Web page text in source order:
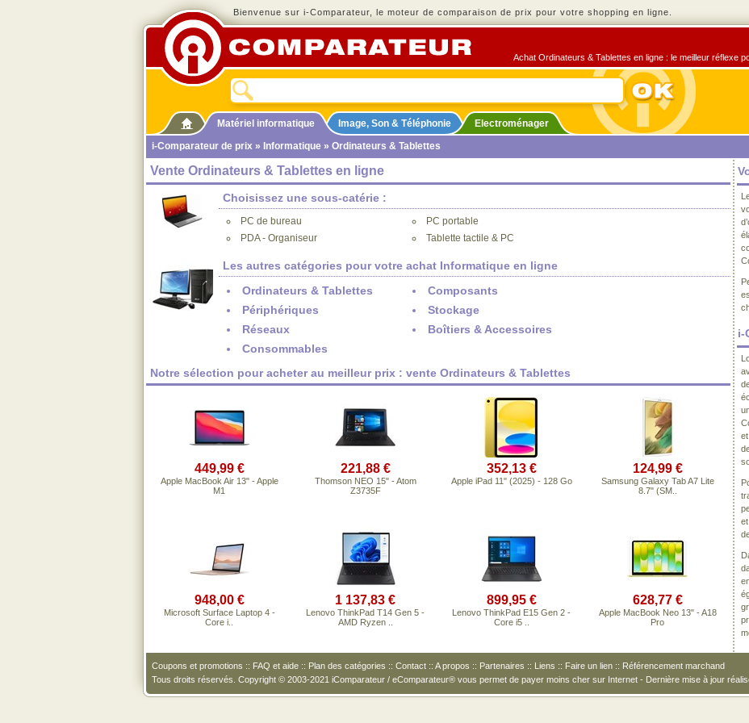
Bienvenue sur i-Comparateur, le moteur de comparaison de prix pour votre shopping en ligne.
Achat Ordinateurs & Tablettes en ligne : le meilleur réflexe
Matériel informatique Image, Son & Téléphonie
Electroménager
i-Comparateur de prix » Informatique » Ordinateurs & Tablettes
Vente Ordinateurs & Tablettes en ligne
Choisissez une sous-catérie :
PC de bureau
PC portable
PDA - Organiseur
Tablette tactile & PC
Les autres catégories pour votre achat Informatique en ligne
Ordinateurs & Tablettes
Composants
Périphériques
Stockage
Réseaux
Boîtiers & Accessoires
Consommables
Notre sélection pour acheter au meilleur prix : vente Ordinateurs & Tablettes
449,99 €
Apple MacBook Air 13" - Apple
M1
221,88 €
Thomson NEO 15" - Atom
Z3735F
352,13 €
Apple iPad 11" (2025) - 128 Go
124,99 €
Samsung Galaxy Tab A7 Lite
8.7" (SM..
948,00 €
Microsoft Surface Laptop 4 -
Core i..
1 137,83 €
Lenovo ThinkPad T14 Gen 5 -
AMD Ryzen ..
899,95 €
Lenovo ThinkPad E15 Gen 2 -
Core i5 ..
628,77 €
Apple MacBook Neo 13" - A18
Pro
i-
Coupons et promotions :: FAQ et aide :: Plan des catégories :: Contact :: A propos :: Partenaires :: Liens :: Faire un lien :: Référencement marchand
Tous droits réservés. Copyright © 2003-2021 iComparateur / eComparateur® vous permet de payer moins cher sur Internet - Dernière mise à jour